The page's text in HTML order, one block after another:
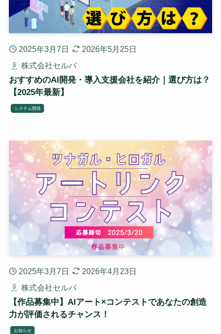
2025年3月7日
2026年5月25日
株式会社セルバ
おすすめのAI開発・導入支援会社を紹介｜選び方は？
【2025年最新】
システム開発
2025年3月7日
2026年4月23日
株式会社セルバ
【作品募集中】AIアート×コンテストであなたの創造
力が評価されるチャンス！
お知らせ